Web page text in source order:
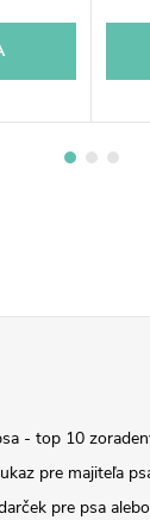
- top 10
pre majiteľa
pre psa